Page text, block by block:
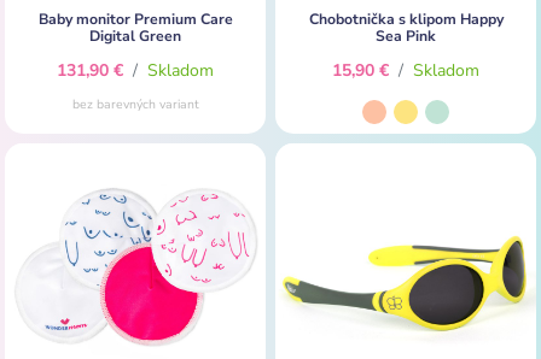
Baby monitor Premium Care
Digital Green
131,90 € / Skladom
bez barevných variant
Chobotnička s klipom Happy
Sea Pink
15,90 € / Skladom